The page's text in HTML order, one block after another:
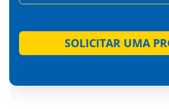
SOLICITAR UMA